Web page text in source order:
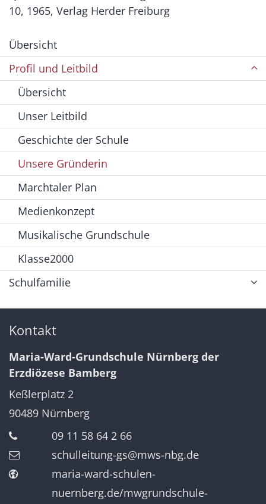
10, 1965, Verlag Herder Freiburg
Übersicht
Profil und Leitbild
Übersicht
Unser Leitbild
Geschichte der Schule
Unsere Gründerin
Marchtaler Plan
Medienkonzept
Musikalische Grundschule
Klasse2000
Schulfamilie
Kontakt
Maria-Ward-Grundschule Nürnberg der
Erzdiözese Bamberg
Keßlerplatz 2
90489 Nürnberg
09 11 58 64 2 66
schulleitung-gs@mws-nbg.de
maria-ward-schulen-
nuernberg.de/mwgrundschule-